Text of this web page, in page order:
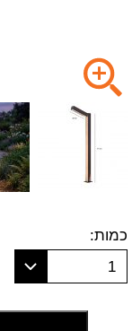
כמות:
1